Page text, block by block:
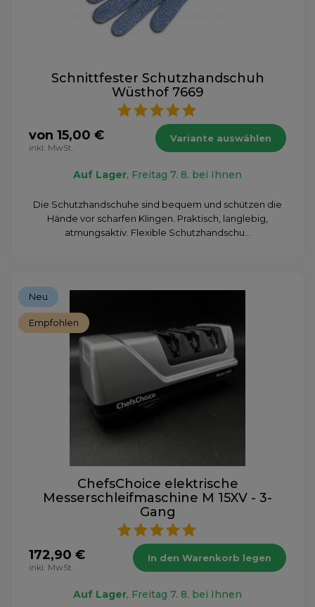
Schnittfester Schutzhandschuh
Wüsthof 7669
von 15,00 €
inkl. MwSt.
Variante auswählen
Auf Lager, Freitag 7. 8. bei Ihnen
Die Schutzhandschuhe sind bequem und schützen die
Hände vor scharfen Klingen. Praktisch, langlebig,
atmungsaktiv. Flexible Schutzhandschu...
Neu
Empfohlen
ChefsChoice elektrische
Messerschleifmaschine M 15XV - 3-
Gang
172,90 €
inkl. MwSt.
In den Warenkorb legen
Auf Lager, Freitag 7. 8. bei Ihnen